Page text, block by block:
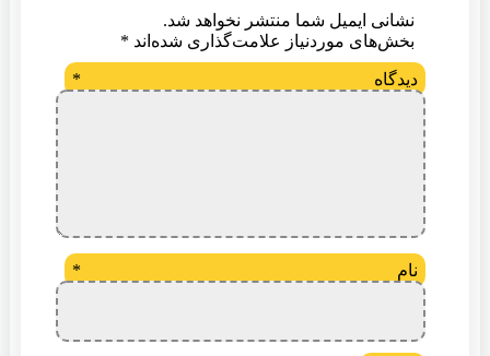
نشانی ایمیل شما منتشر نخواهد شد.
بخش‌های موردنیاز علامت‌گذاری شده‌اند *
دیدگاه *
نام *